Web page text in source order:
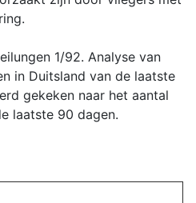
1/92. Analyse van
in Duitsland van de laatste
gekeken naar het aantal
laatste 90 dagen.